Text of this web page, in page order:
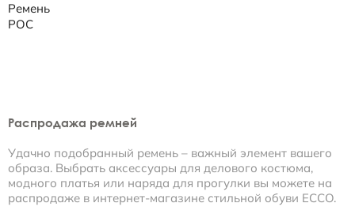
Ремень
POC
Распродажа ремней
Удачно подобранный ремень – важный элемент вашего
образа. Выбрать аксессуары для делового костюма,
модного платья или наряда для прогулки вы можете на
распродаже в интернет-магазине стильной обуви ECCO.